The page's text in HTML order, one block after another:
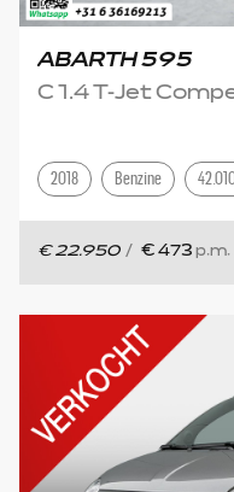
ABARTH 595
C 1.4 T-Jet
2018 Benzine
€ 22.950 / € 473 p.m.